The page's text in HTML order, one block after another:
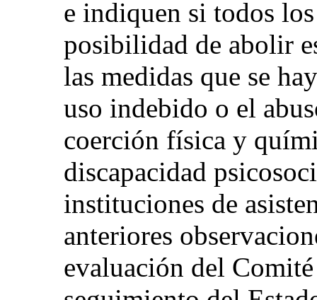
e indiquen si todos
posibilidad de abolir
las medidas que se
uso indebido o el
coerción física y
discapacidad
instituciones de
anteriores
evaluación del